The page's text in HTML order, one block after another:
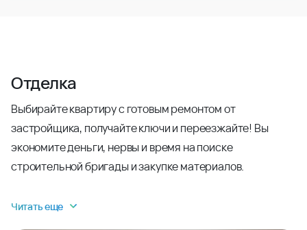
Отделка
Выбирайте квартиру с готовым ремонтом от
застройщика, получайте ключи и переезжайте! Вы
экономите деньги, нервы и время на поиске
строительной бригады и закупке материалов.
Читать еще